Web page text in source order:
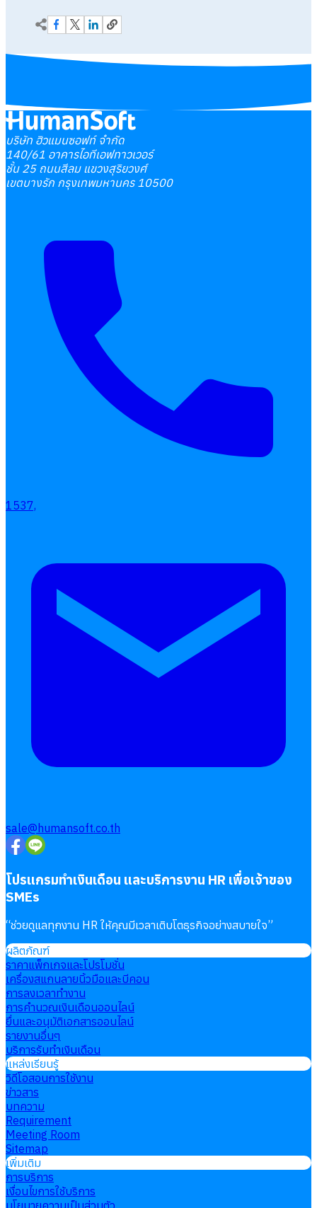
เลือกหัวข้อที่คุณสนใจ
โปรแกรมบริหารงานบุคคล
การคิดเงินเดือน
FollowHumanSoft
บริษัท ฮิวแมนซอฟท์ จำกัด
140/61 อาคารไอทีเอฟทาวเวอร์
ชั้น 25 ถนนสีลม แขวงสุริยวงศ์
เขตบางรัก กรุงเทพมหานคร 10500
1537,
sale@humansoft.co.th
โปรแกรมทำเงินเดือน และบริการงาน HR เพื่อเจ้าของ
SMEs
“ช่วยดูแลทุกงาน HR ให้คุณมีเวลาเติบโตธุรกิจอย่างสบายใจ”
ผลิตภัณฑ์
ราคาแพ็กเกจและโปรโมชั่น
เครื่องสแกนลายนิ้วมือและบีคอน
การลงเวลาทำงาน
การคำนวณเงินเดือนออนไลน์
ยื่นและอนุมัติเอกสารออนไลน์
รายงานอื่นๆ
บริการรับทำเงินเดือน
แหล่งเรียนรู้
วิดีโอสอนการใช้งาน
ข่าวสาร
บทความ
Requirement
Meeting Room
Sitemap
เพิ่มเติม
การบริการ
เงื่อนไขการใช้บริการ